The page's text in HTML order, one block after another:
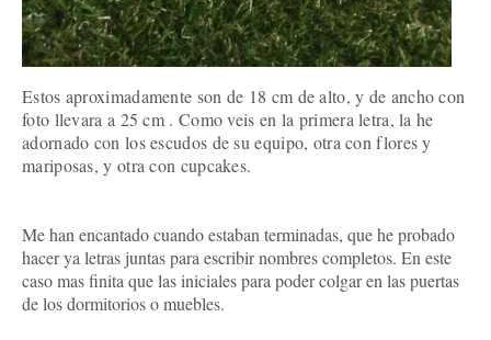
Estos aproximadamente son de 18 cm de alto, y de ancho con
foto llevara a 25 cm . Como veis en la primera letra, la he
adornado con los escudos de su equipo, otra con flores y
mariposas, y otra con cupcakes.
Me han encantado cuando estaban terminadas, que he probado
hacer ya letras juntas para escribir nombres completos. En este
caso mas finita que las iniciales para poder colgar en las puertas
de los dormitorios o muebles.